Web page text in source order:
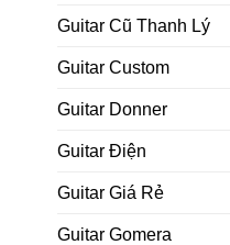
Guitar Cũ Thanh Lý
Guitar Custom
Guitar Donner
Guitar Điện
Guitar Giá Rẻ
Guitar Gomera